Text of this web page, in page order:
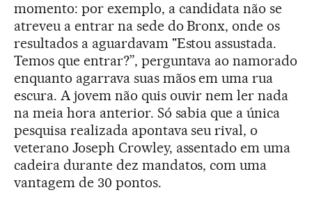
momento: por exemplo, a candidata não se
atreveu a entrar na sede do Bronx, onde os
resultados a aguardavam "Estou assustada.
Temos que entrar?”, perguntava ao namorado
enquanto agarrava suas mãos em uma rua
escura. A jovem não quis ouvir nem ler nada
na meia hora anterior. Só sabia que a única
pesquisa realizada apontava seu rival, o
veterano Joseph Crowley, assentado em uma
cadeira durante dez mandatos, com uma
vantagem de 30 pontos.